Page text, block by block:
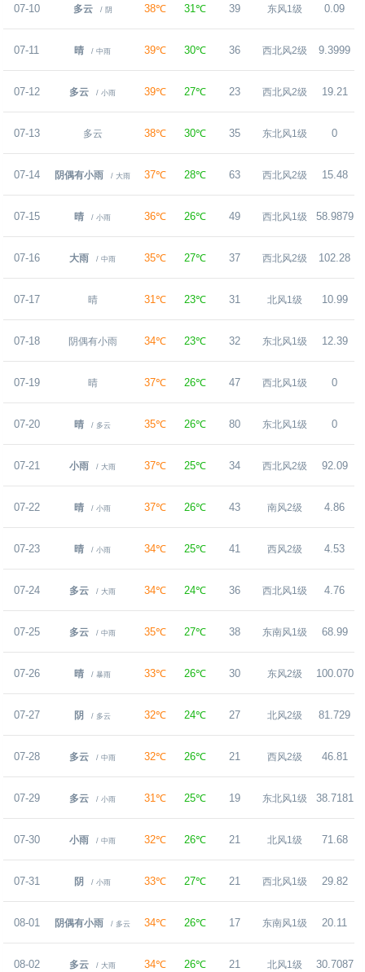
07-10 多云 / 阴 38℃ 31℃ 39 东风1级 0.09
07-11 晴 / 中雨 39℃ 30℃ 36 西北风2级 9.3999
07-12 多云 / 小雨 39℃ 27℃ 23 西北风2级 19.21
07-13 多云 38℃ 30℃ 35 东北风1级 0
07-14 阴偶有小雨 / 大雨 37℃ 28℃ 63 西北风2级 15.48
07-15 晴 / 小雨 36℃ 26℃ 49 西北风1级 58.9879
07-16 大雨 / 中雨 35℃ 27℃ 37 西北风2级 102.28
07-17 晴 31℃ 23℃ 31 北风1级 10.99
07-18 阴偶有小雨 34℃ 23℃ 32 东北风1级 12.39
07-19 晴 37℃ 26℃ 47 西北风1级 0
07-20 晴 / 多云 35℃ 26℃ 80 东北风1级 0
07-21 小雨 / 大雨 37℃ 25℃ 34 西北风2级 92.09
07-22 晴 / 小雨 37℃ 26℃ 43 南风2级 4.86
07-23 晴 / 小雨 34℃ 25℃ 41 西风2级 4.53
07-24 多云 / 大雨 34℃ 24℃ 36 西北风1级 4.76
07-25 多云 / 中雨 35℃ 27℃ 38 东南风1级 68.99
07-26 晴 / 暴雨 33℃ 26℃ 30 东风2级 100.070
1
07-27 阴 / 多云 32℃ 24℃ 27 北风2级 81.729
07-28 多云 / 中雨 32℃ 26℃ 21 西风2级 46.81
07-29 多云 / 小雨 31℃ 25℃ 19 东北风1级 38.7181
07-30 小雨 / 中雨 32℃ 26℃ 21 北风1级 71.68
07-31 阴 / 小雨 33℃ 27℃ 21 西北风1级 29.82
08-01 阴偶有小雨 / 多云 34℃ 26℃ 17 东南风1级 20.11
08-02 多云 / 大雨 34℃ 26℃ 21 北风1级 30.7087